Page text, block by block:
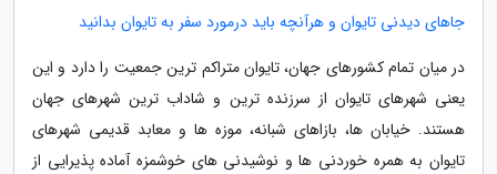
جاهای دیدنی تایوان و هرآنچه باید درمورد سفر به تایوان بدانید
در میان تمام کشورهای جهان، تایوان متراکم ترین جمعیت را دارد و این
یعنی شهرهای تایوان از سرزنده ترین و شاداب ترین شهرهای جهان
هستند. خیابان ها، بازاهای شبانه، موزه ها و معابد قدیمی شهرهای
تایوان به همره خوردنی ها و نوشیدنی های خوشمزه آماده پذیرایی از